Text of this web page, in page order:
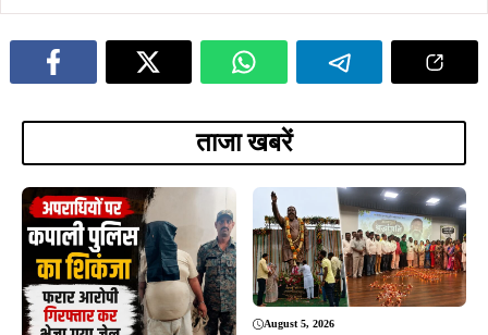
ताजा खबरें
August 5, 2026